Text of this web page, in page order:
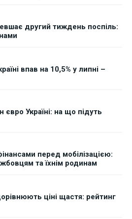
другий тиждень поспіль:
впав на 10,5% у липні –
євро Україні: на що підуть
перед мобілізацією:
та їхнім родинам
ціні щастя: рейтинг